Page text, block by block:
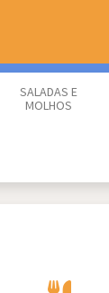
SALADAS E
MOLHOS